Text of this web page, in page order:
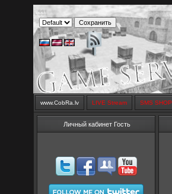
www.CobRa.lv LIVE Stream SMS SHOP
Личный кабинет Гость